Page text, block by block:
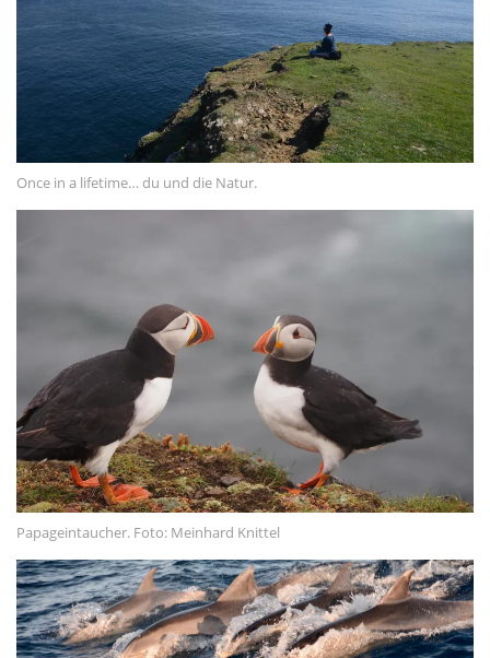
META
Registrieren
Anmelden
Eintrags-Feed
Kommentar-Feed
WordPress.org
Once in a lifetime… du und die Natur.
Papageintaucher. Foto: Meinhard Knittel